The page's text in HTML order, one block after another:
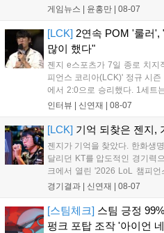
시작으로 9월 3일 ‘달려라 헤베
이’ 출시가 예정돼 있으며,
출시할 계획이다. 그라비티는
템 구축을 통해 신성장 동력을
게임뉴스 | 윤홍만 08-07
[LCK] 2연속 POM '룰러',
많이 했다"
젠지 e스포츠가 7일 종로 치
피언스 코리아(LCK)' 정규 시
에서 2:0으로 승리했다. 1세트
를 벌리며 25분 만에 승리하면
하며 POM에 선정됐...
인터뷰 | 신연재 08-07
[LCK] 기억 되찾은 젠지,
젠지가 기억을 찾았다. 한화생
달리던 KT를 압도적인 경기력
크에서 열린 '2026 LoL 챔피
드 레전드 그룹, kt 롤스터와 젠
기억을 되찾기라도 한 듯 1,...
경기결과 | 신연재 08-07
[스팀체크] 스팀 긍정
펑크 포탑 조작 '아이언